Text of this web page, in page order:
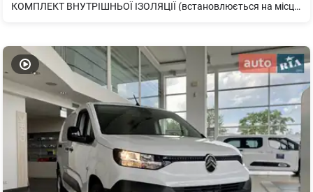
КОМПЛЕКТ ВНУТРІШНЬОЇ ІЗОЛЯЦІЇ (встановлюється на місці з відповідними документами) Автомобілі є в наявності, встановлення ізоляції займає до 30 днів. (вартість обговорюється окремо під потреби експлуатації). Комплект термоізоляції (внутрішніх панелей) представляє собою двошарові сендвіч - панелі, які складаються з утеплювача, та облицювального склопластику білого кольору Товщина панелей (не менше): Передня – 80 мм Стеля – 60 мм Двері – 60 мм Стіни – 50 мм Підлога – фанера вологостійка товщиною 15мм, поверх фанери заливна підлога (антиковзаючим покриттям на основі поліуретану). Товщина утеплювача підлоги, не менше 60 мм Освітлення – 1 LED плафон на стелі В конструкцію обшивки внутрішніх панелей передбачено закладні кріплення холодильної установки (зовнішній та внутрішній блок) Температурний режим до 0С +5C